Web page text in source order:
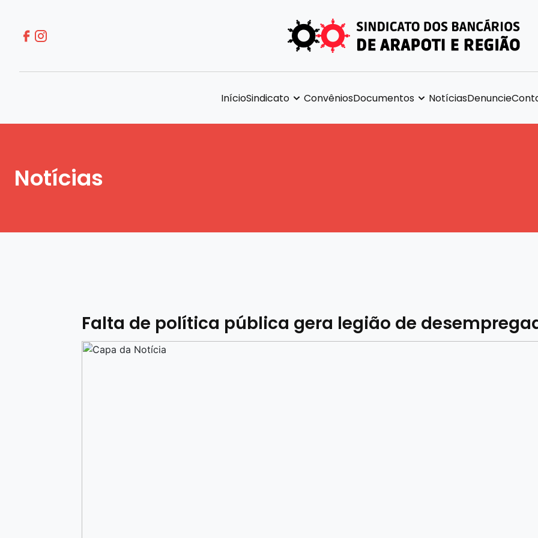
InícioSindicato ConvêniosDocumentos NotíciasDenuncie
Notícias
Falta de política pública gera legião de